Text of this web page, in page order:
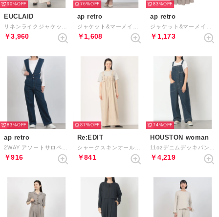
90%
EUCLAID
￥3,960
76%
ap retro
￥1,608
83%
ap retro
￥1,173
83%
ap retro
￥916
87%
Re:EDIT
￥841
74%
HOUSTON woman
￥4,219